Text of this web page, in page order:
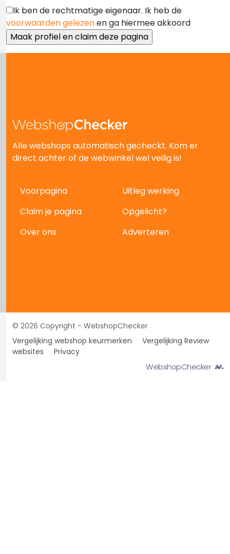
Ik ben de rechtmatige eigenaar. Ik heb de
voorwaarden gelezenen ga hiermee akkoord
Alle webshops automatisch gecheckt. Kom er
direct achter of de webwinkel wel veilig is!
Voorpagina
Uitleg werking
Claim je pagina
Opgelicht?
Over ons
Adverteren
© 2026 Copyright - WebshopChecker
Vergelijking webshop keurmerken
Vergelijking Review
websites
Privacy
WebshopChecker